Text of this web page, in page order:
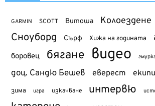
GARMIN SCOTT Витоша Колоездене
Сноуборд Сърф Хижа на годината
боровец бягане видео
доц. Сандю Бешев еверест
зима игра изкачване интервю